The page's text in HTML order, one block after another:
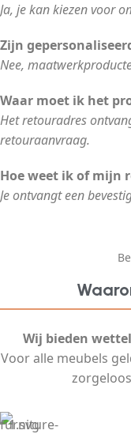
Ja, je kan kiezen voor
Zijn
Nee,
Waar moet ik het
Het retouradres
retouraanvraag.
Hoe weet ik of mijn
Je ontvangt een
Wij bieden
Voor alle meubels